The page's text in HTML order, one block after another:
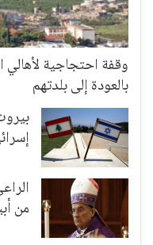
وقفة احتجاجية لأهالي
بالعودة إلى بلدتهم
إسرائيل.. 3
من